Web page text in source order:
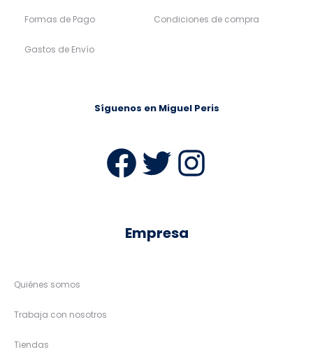
Formas de Pago
Gastos de Envío
Condiciones de compra
Síguenos en Miguel Peris
Facebook
Twitter
Empresa
Quiénes somos
Trabaja con nosotros
Tiendas